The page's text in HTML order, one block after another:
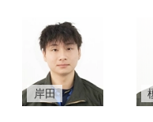
岸田